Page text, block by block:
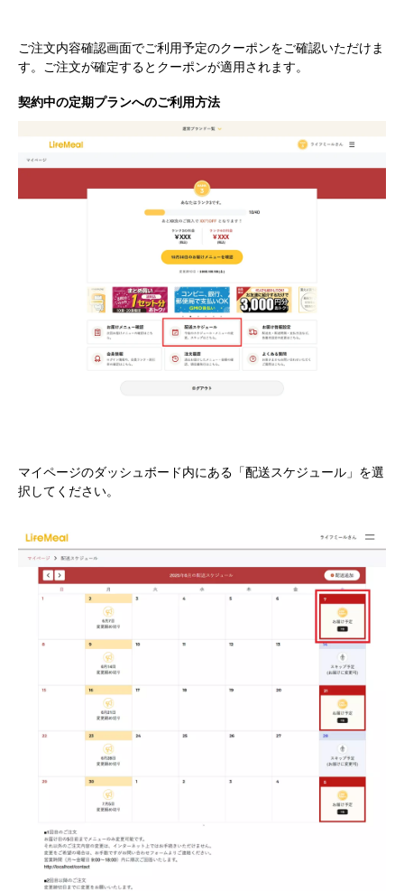
ご注文内容確認画面でご利用予定のクーポンをご確認いただけま
す。ご注文が確定するとクーポンが適用されます。
契約中の定期プランへのご利用方法
マイページのダッシュボード内にある「配送スケジュール」を選
択してください。